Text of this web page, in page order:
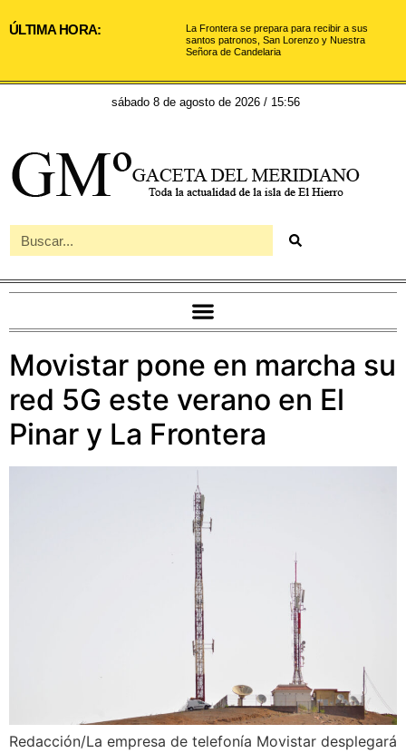
ÚLTIMA HORA:
La Frontera se prepara para recibir a sus
santos patronos, San Lorenzo y Nuestra
Señora de Candelaria
sábado 8 de agosto de 2026 / 15:56
Movistar pone en marcha su
red 5G este verano en El
Pinar y La Frontera
Redacción/La empresa de telefonía Movistar desplegará